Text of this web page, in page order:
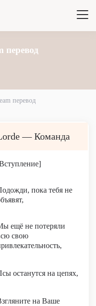
перевод
перевод
— Команда
пока тебя не
ещё не потеряли
свою
останутся на цепях,
на Ваше